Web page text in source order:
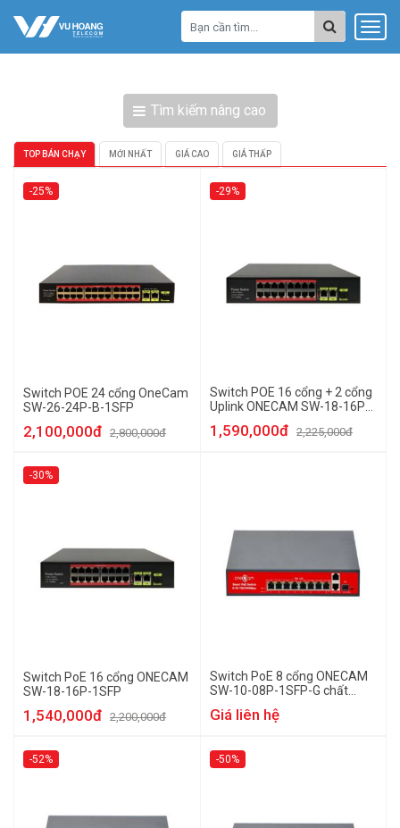
Tìm kiếm nâng cao
TOP BÁN CHẠY MỚI NHẤT GIÁ CAO GIÁ THẤP
-25%
Switch POE 24 cổng OneCam
SW-26-24P-B-1SFP
2,100,000đ 2,800,000đ
-29%
Switch POE 16 cổng + 2 cổng
Uplink ONECAM SW-18-16P-
1,590,000đ 2,225,000đ
-30%
Switch PoE 16 cổng ONECAM
SW-18-16P-1SFP
1,540,000đ 2,200,000đ
Switch PoE 8 cổng ONECAM
SW-10-08P-1SFP-G chất
Giá liên hệ
-52% -50%